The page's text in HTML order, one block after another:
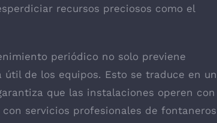
recursos preciosos como el
periódico no solo previene
de los equipos. Esto se traduce en un
que las instalaciones operen con
servicios profesionales de fontaneros